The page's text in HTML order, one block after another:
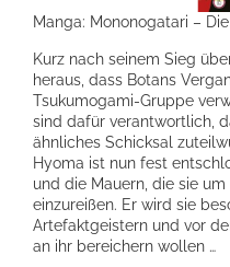
Manga: Mononogatari –
Kurz nach seinem Sieg
heraus, dass Botans
Tsukumogami-Gruppe
sind dafür verantwortlich,
ähnliches Schicksal
Hyoma ist nun fest
und die Mauern, die sie
einzureißen. Er wird sie
Artefaktgeistern und vor
an ihr bereichern wollen …